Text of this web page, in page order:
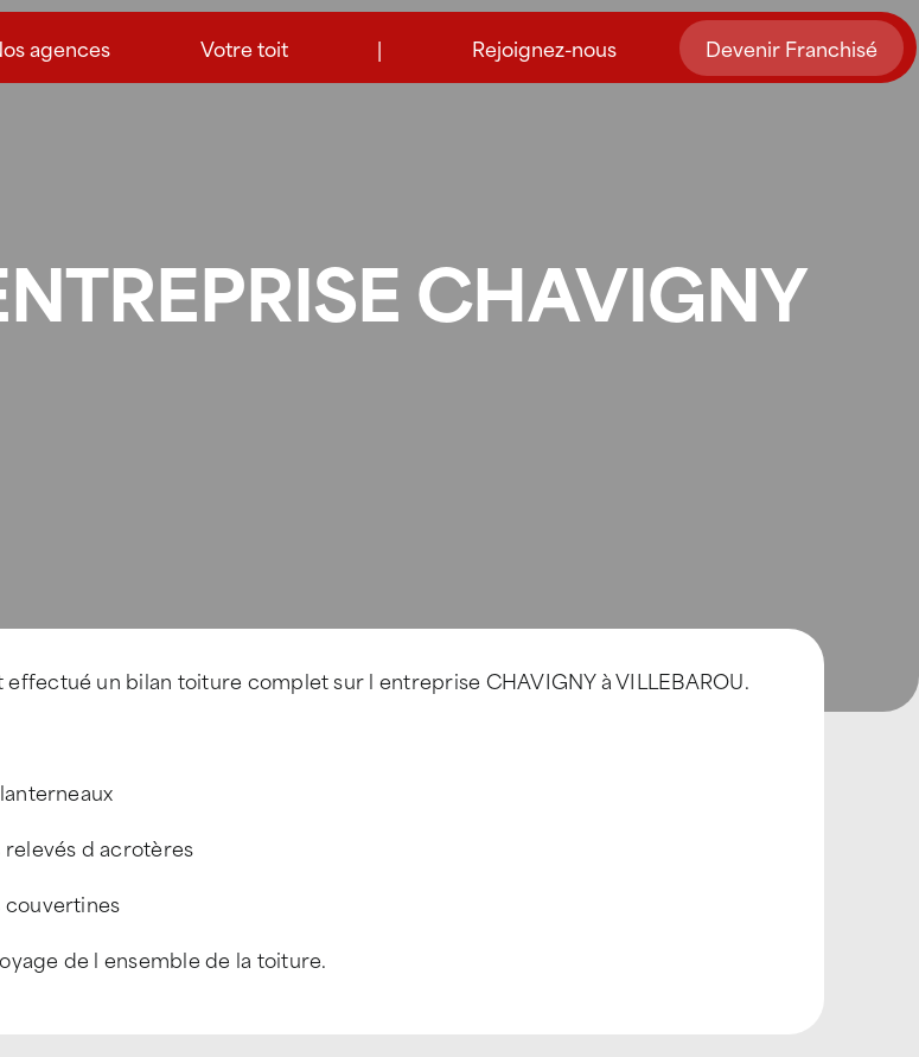
agences Votre toit | Rejoignez-nous Devenir Franchisé
CHAVIGNY
un bilan toiture complet sur l entreprise CHAVIGNY à VILLEBAROU.
d acrotères
couvertines
de l ensemble de la toiture.